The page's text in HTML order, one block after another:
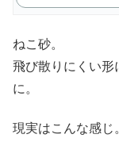
ねこ砂。
飛び散りにくい形
に。
現実はこんな感じ